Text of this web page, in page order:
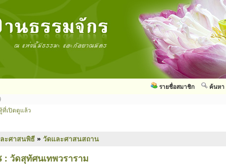
ค้นหา
รายชื่อสมาชิก
ที่เปิดดูแล้ว
ะศาสนพิธี » วัดและศาสนสถาน
: วัดสุทัศนเทพวราราม